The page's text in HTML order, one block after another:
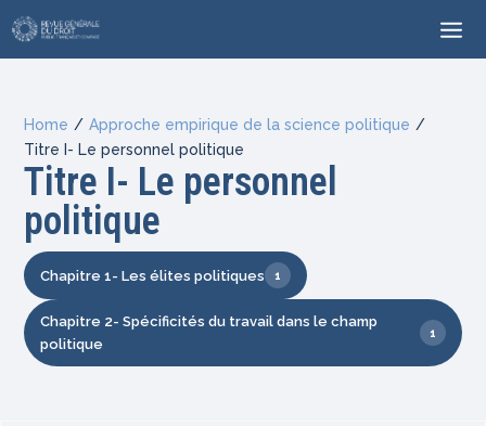
Home / Approche empirique de la science politique /
Titre I- Le personnel politique
Titre I- Le personnel
politique
Chapitre 1- Les élites politiques 1
Chapitre 2- Spécificités du travail dans le champ
politique
1